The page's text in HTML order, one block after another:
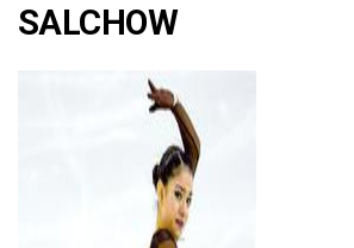
SALCHOW